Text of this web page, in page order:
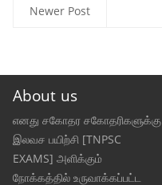
Newer Post
About us
எனது சகோதர சகோதரிகளுக்கு
இலவச பயிற்சி [TNPSC
EXAMS] அளிக்கும்
நோக்கத்தில் உருவாக்கப்பட்ட